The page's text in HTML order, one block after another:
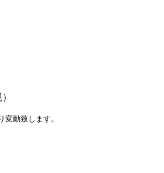
動致します。